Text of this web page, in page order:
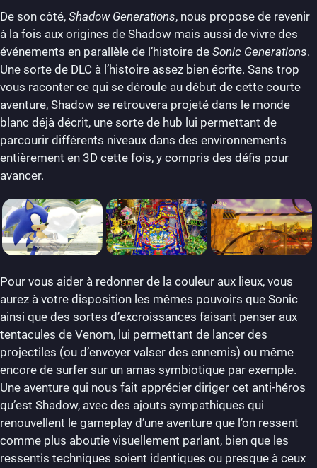
De son côté, Shadow Generations, nous propose de revenir
à la fois aux origines de Shadow mais aussi de vivre des
événements en parallèle de l’histoire de Sonic Generations.
Une sorte de DLC à l’histoire assez bien écrite. Sans trop
vous raconter ce qui se déroule au début de cette courte
aventure, Shadow se retrouvera projeté dans le monde
blanc déjà décrit, une sorte de hub lui permettant de
parcourir différents niveaux dans des environnements
entièrement en 3D cette fois, y compris des défis pour
avancer.
Pour vous aider à redonner de la couleur aux lieux, vous
aurez à votre disposition les mêmes pouvoirs que Sonic
ainsi que des sortes d’excroissances faisant penser aux
tentacules de Venom, lui permettant de lancer des
projectiles (ou d’envoyer valser des ennemis) ou même
encore de surfer sur un amas symbiotique par exemple.
Une aventure qui nous fait apprécier diriger cet anti-héros
qu’est Shadow, avec des ajouts sympathiques qui
renouvellent le gameplay d’une aventure que l’on ressent
comme plus aboutie visuellement parlant, bien que les
ressentis techniques soient identiques ou presque à ceux